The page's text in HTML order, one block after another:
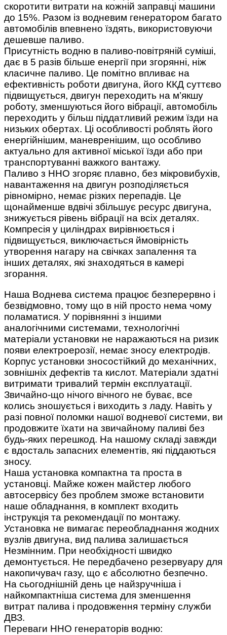
скоротити витрати на кожній заправці машини
до 15%. Разом із водневим генератором багато
автомобілів впевнено їздять, використовуючи
дешевше паливо.
Присутність водню в паливо-повітряній суміші,
дає в 5 разів більше енергії при згорянні, ніж
класичне паливо. Це помітно впливає на
ефективність роботи двигуна, його ККД суттєво
підвищується, двигун переходить на м’якшу
роботу, зменшуються його вібрації, автомобіль
переходить у більш піддатливий режим їзди на
низьких обертах. Ці особливості роблять його
енергійнішим, маневренішим, що особливо
актуально для активної міської їзди або при
транспортуванні важкого вантажу.
Паливо з ННО згоряє плавно, без мікровибухів,
навантаження на двигун розподіляється
рівномірно, немає різких перепадів. Це
щонайменше вдвічі збільшує ресурс двигуна,
знижується рівень вібрації на всіх деталях.
Компресія у циліндрах вирівнюється і
підвищується, виключається ймовірність
утворення нагару на свічках запалення та
інших деталях, які знаходяться в камері
згорання.
Наша Воднева система працює безперервно і
безвідмовно, тому що в ній просто нема чому
поламатися. У порівнянні з іншими
аналогічними системами, технологічні
матеріали установки не наражаються на ризик
появи електроерозії, немає зносу електродів.
Корпус установки зносостійкий до механічних,
зовнішніх дефектів та кислот. Матеріали здатні
витримати тривалий термін експлуатації.
Звичайно-що нічого вічного не буває, все
колись зношується і виходить з ладу. Навіть у
разі повної поломки нашої водневої системи, ви
продовжите їхати на звичайному паливі без
будь-яких перешкод. На нашому складі завжди
є вдосталь запасних елементів, які піддаються
зносу.
Наша установка компактна та проста в
установці. Майже кожен майстер любого
автосервісу без проблем зможе встановити
наше обладнання, в комплект входить
інструкція та рекомендації по монтажу.
Установка не вимагає переобладнання жодних
вузлів двигуна, вид палива залишається
Незмінним. При необхідності швидко
демонтується. Не передбачено резервуару для
накопичувач газу, що є абсолютно безпечно.
На сьогоднішній день це найзручніша і
найкомпактніша система для зменшення
витрат палива і продовження терміну служби
ДВЗ.
Переваги HHO генераторів водню: